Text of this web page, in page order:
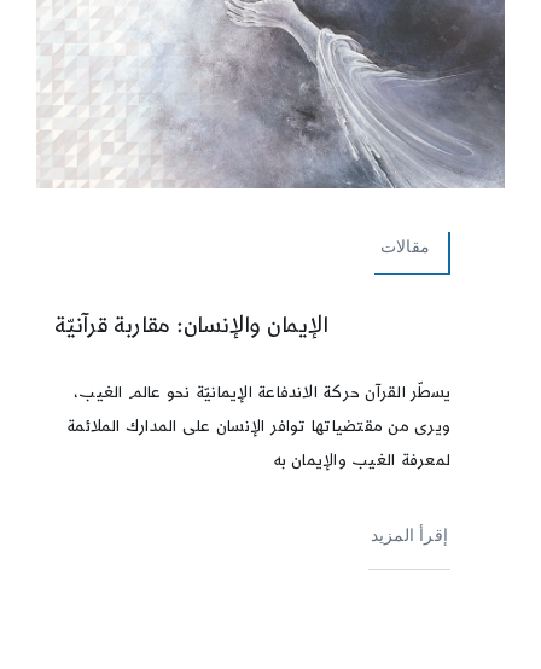
مقالات
الإيمان والإنسان: مقاربة قرآنيّة
يسطّر القرآن حركة الاندفاعة الإيمانيّة نحو عالم الغيب،
ويرى من مقتضياتها توافر الإنسان على المدارك الملائمة
لمعرفة الغيب والإيمان به
إقرأ المزيد